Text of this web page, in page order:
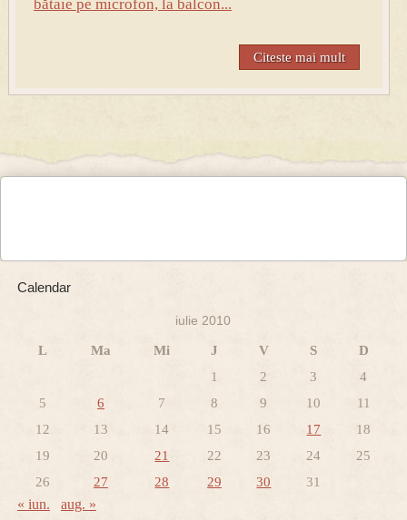
bătaie pe microfon, la balcon...
Citeste mai mult
Calendar
iulie 2010
L Ma Mi J V S
D
1
2 3
4
5
6 7 8 9 10
11
12
13 14 15 16 17
18
19
20 21 22 23 24
25
26
27 28 29 30 31
« iun. aug. »